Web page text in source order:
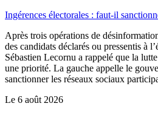
Ingérences électorales : faut-il
Après trois opérations de
des candidats déclarés ou pressentis à
Sébastien Lecornu a rappelé que la
une priorité. La gauche appelle le
sanctionner les réseaux sociaux
Le 6 août 2026